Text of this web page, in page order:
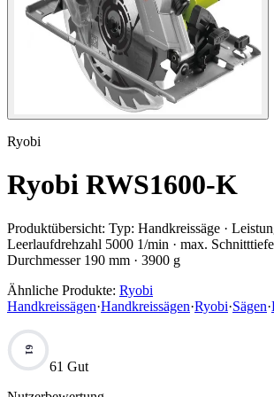
Ryobi
Ryobi RWS1600-K
Produktübersicht: Typ: Handkreissäge ·
Leerlaufdrehzahl 5000 1/min · max.
Durchmesser 190 mm · 3900 g
Ähnliche Produkte: Ryobi
Handkreissägen·Handkreissägen·Ryobi·Sägen·
61
61 Gut